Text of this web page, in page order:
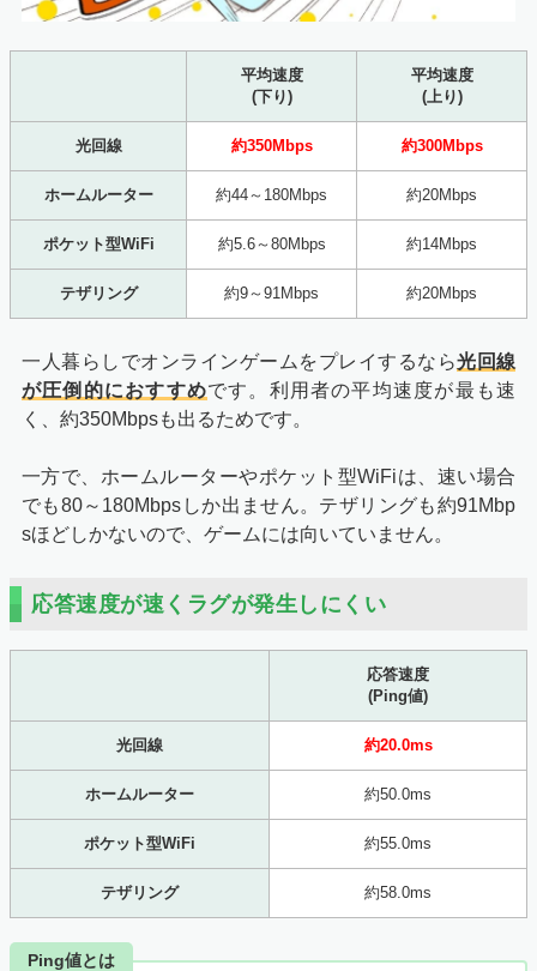
平均速度
(下り)
平均速度
(上り)
光回線 約350Mbps 約300Mbps
ホームルーター 約44～180Mbps 約20Mbps
ポケット型WiFi 約5.6～80Mbps 約14Mbps
テザリング 約9～91Mbps 約20Mbps
一人暮らしでオンラインゲームをプレイするなら光回線
が圧倒的におすすめです。利用者の平均速度が最も速
く、約350Mbpsも出るためです。
一方で、ホームルーターやポケット型WiFiは、速い場合
でも80～180Mbpsしか出ません。テザリングも約91Mbp
sほどしかないので、ゲームには向いていません。
応答速度が速くラグが発生しにくい
応答速度
(Ping値)
光回線 約20.0ms
ホームルーター 約50.0ms
ポケット型WiFi 約55.0ms
テザリング 約58.0ms
Ping値とは